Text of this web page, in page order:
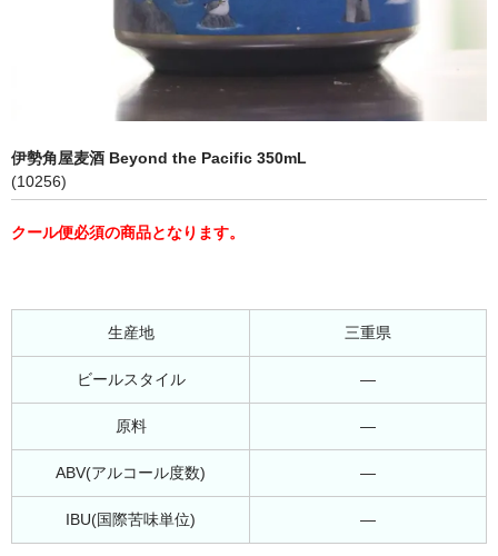
伊勢角屋麦酒 Beyond the Pacific 350mL
(10256)
クール便必須の商品となります。
生産地 三重県
ビールスタイル ―
原料 ―
ABV(アルコール度数) ―
IBU(国際苦味単位) ―